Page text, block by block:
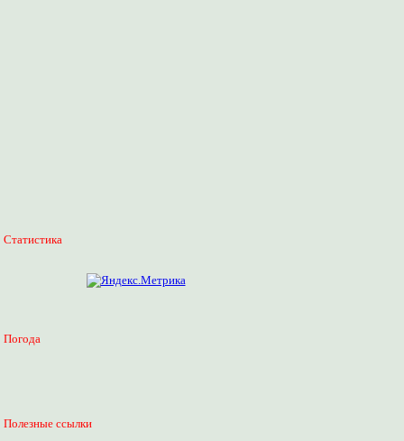
Статистика
Погода
Полезные ссылки